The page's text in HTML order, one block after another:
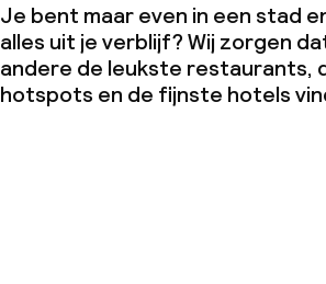
Je bent maar even in een stad
alles uit je verblijf? Wij zorgen
andere de leukste restaurants,
hotspots en de fijnste hotels